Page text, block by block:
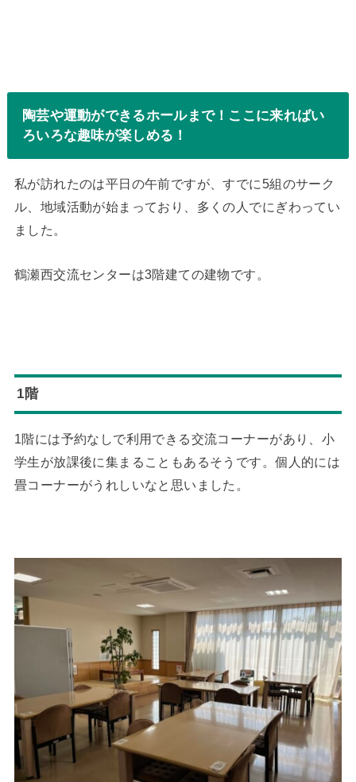
陶芸や運動ができるホールまで！ここに来ればい
ろいろな趣味が楽しめる！
私が訪れたのは平日の午前ですが、すでに5組のサーク
ル、地域活動が始まっており、多くの人でにぎわってい
ました。
鶴瀬西交流センターは3階建ての建物です。
1階
1階には予約なしで利用できる交流コーナーがあり、小
学生が放課後に集まることもあるそうです。個人的には
畳コーナーがうれしいなと思いました。